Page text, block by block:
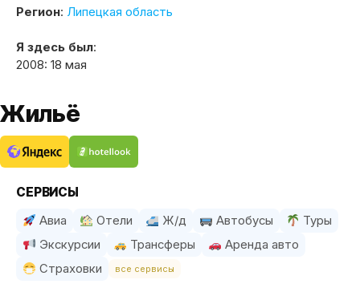
Регион: Липецкая область
Я здесь был:
2008: 18 мая
Жильё
СЕРВИСЫ
Авиа Отели Ж/д Автобусы
Туры
Экскурсии
Трансферы
Аренда авто
Страховки
все сервисы